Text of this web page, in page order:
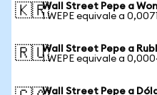
🇰🇷Wall Street Pepe a
1 WEPE equivale a
🇷🇺Wall Street Pepe a
1 WEPE equivale a
Wall Street Pepe a